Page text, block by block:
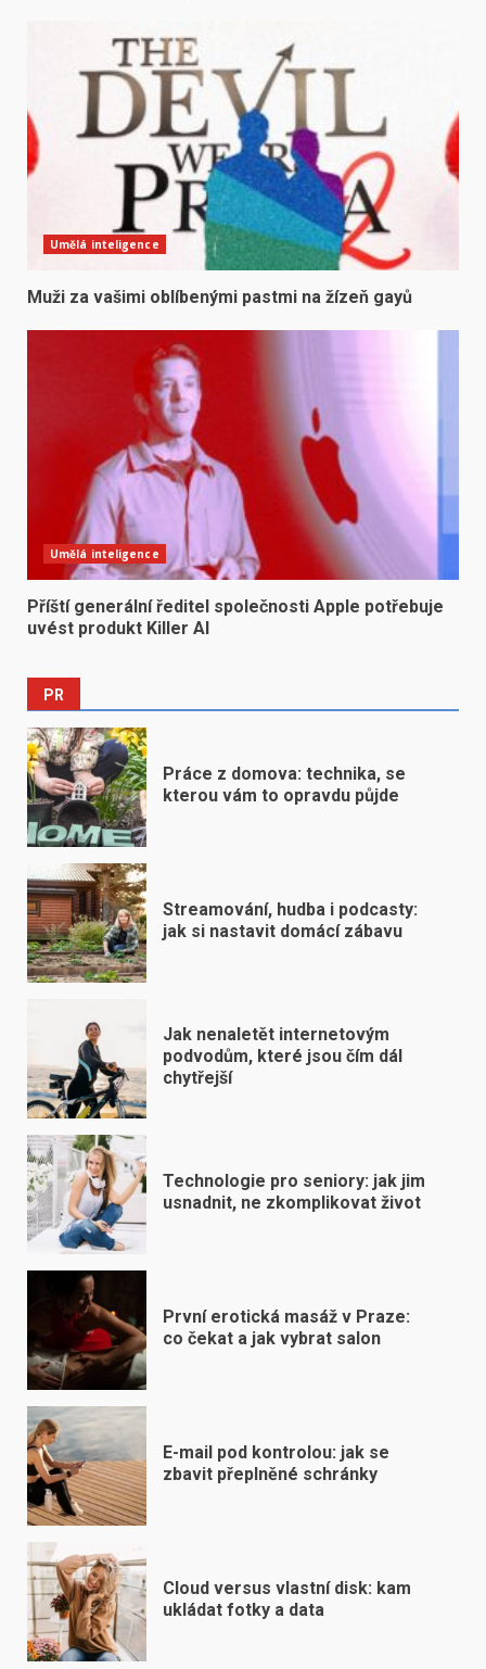
Umělá inteligence
Muži za vašimi oblíbenými pastmi na žízeň gayů
Umělá inteligence
Příští generální ředitel společnosti Apple potřebuje
uvést produkt Killer AI
PR
Práce z domova: technika, se
kterou vám to opravdu půjde
Streamování, hudba i podcasty:
jak si nastavit domácí zábavu
Jak nenaletět internetovým
podvodům, které jsou čím dál
chytřejší
Technologie pro seniory: jak jim
usnadnit, ne zkomplikovat život
První erotická masáž v Praze:
co čekat a jak vybrat salon
E-mail pod kontrolou: jak se
zbavit přeplněné schránky
Cloud versus vlastní disk: kam
ukládat fotky a data